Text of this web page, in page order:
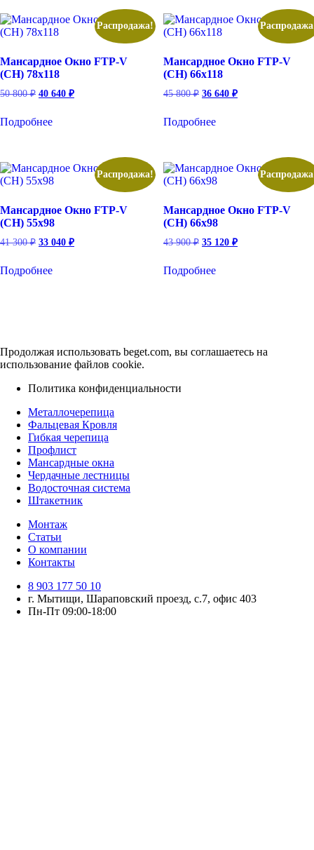
Распродажа!
Мансардное Окно FTP-V
(CH) 78х118
50 800₽ Первоначальная
50
40 640 ₽Текущая
Подробнее
Мансардное Окно FTP-V
(CH) 66х118
45 800₽ Первоначальная
45
36 640 ₽Текущая
Подробнее
Распродажа!
Мансардное Окно FTP-V
(CH) 55х98
41 300₽ Первоначальная
41
33 040 ₽Текущая
Подробнее
Мансардное Окно FTP-V
(CH) 66х98
43 900₽ Первоначальная
43
35 120 ₽Текущая
Подробнее
Продолжая использовать beget.com, вы соглашаетесь на
использование файлов cookie.
Политика конфиденциальности
Металлочерепица
Фальцевая Кровля
Гибкая черепица
Профлист
Мансардные окна
Чердачные лестницы
Водосточная система
Штакетник
Монтаж
Статьи
О компании
Контакты
8 903 177 50 10
г. Мытищи, Шараповский проезд, с.7, офис 403
Пн-Пт 09:00-18:00